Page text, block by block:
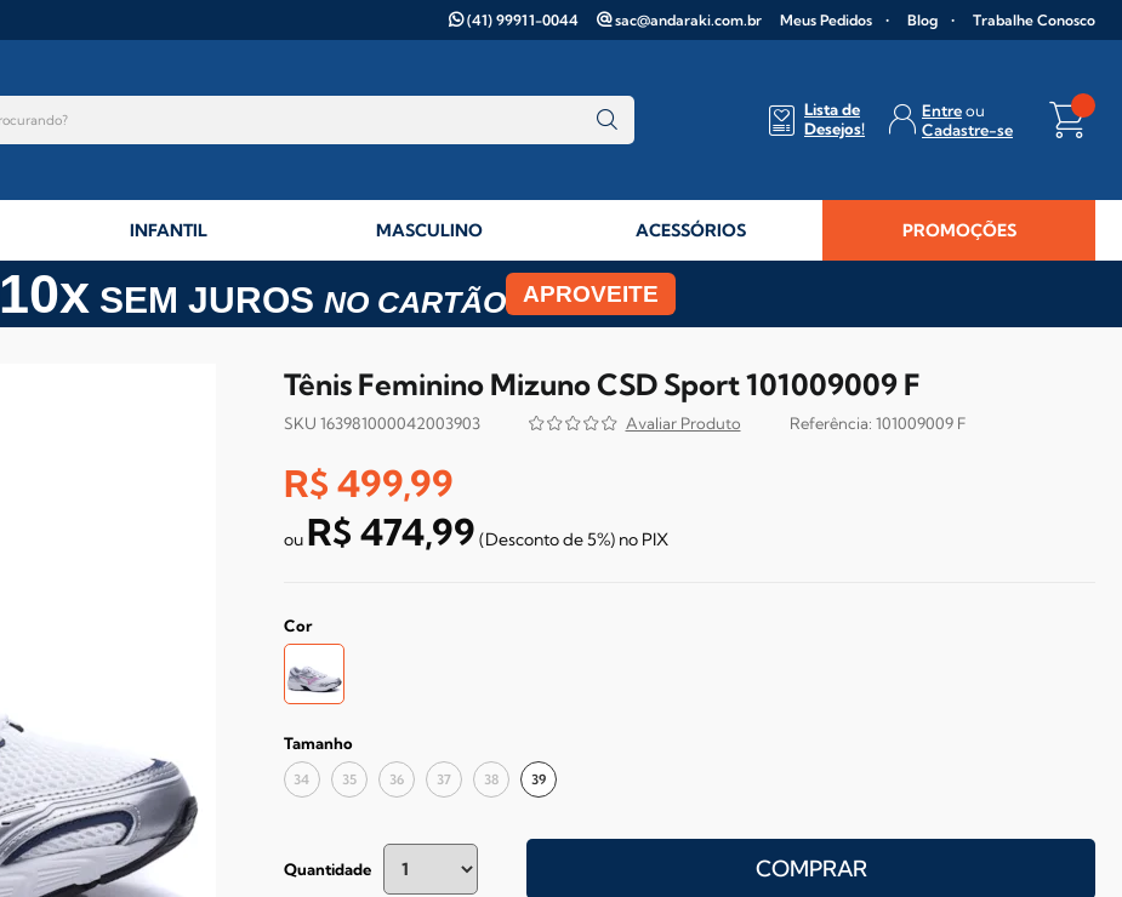
(41) 99911-0044 sac@andaraki.com.br Meus Pedidos Blog Trabalhe Conosco
Entre
Cadastre-se
Lista de
Desejos!
INFANTIL MASCULINO ACESSÓRIOS PROMOÇÕES
10x SEM JUROS NO CARTÃO APROVEITE
Tênis Feminino Mizuno CSD Sport 101009009 F
SKU 163981000042003903 101009009 F
R$ 499,99
R$ 474,99 (Descontode5%) no PIX
Cor
Tamanho
34 35 36 37 38 39
Quantidade COMPRAR